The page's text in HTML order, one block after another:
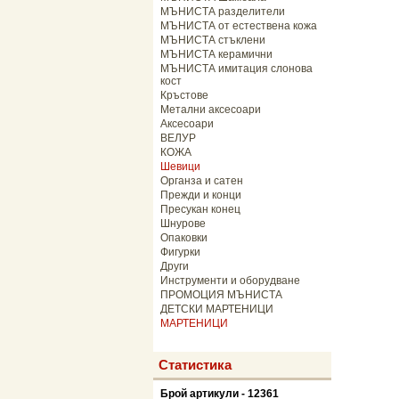
МЪНИСТА разделители
МЪНИСТА от естествена кожа
МЪНИСТА стъклени
МЪНИСТА керамични
МЪНИСТА имитация слонова
кост
Кръстове
Метални аксесоари
Аксесоари
ВЕЛУР
КОЖА
Шевици
Органза и сатен
Прежди и конци
Пресукан конец
Шнурове
Опаковки
Фигурки
Други
Инструменти и оборудване
ПРОМОЦИЯ МЪНИСТА
ДЕТСКИ МАРТЕНИЦИ
МАРТЕНИЦИ
Статистика
Брой артикули - 12361